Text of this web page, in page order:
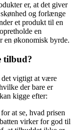
er, at det giver
og forlænge
et produkt til en
en
en økonomisk byrde.
tilbud?
vigtigt at være
der bare er
kigge efter:
at se, hvad prisen
virker for god til